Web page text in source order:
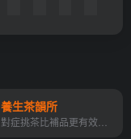
養生茶韻所